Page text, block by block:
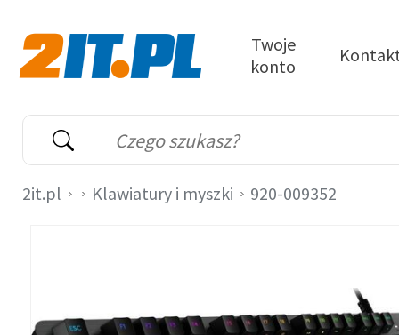
Wyszukiwarka
Słowo kluczowe
Twoje
konto
2it.pl Klawiatury i myszki 920-009352